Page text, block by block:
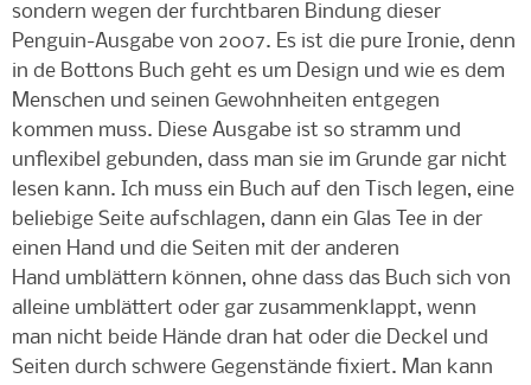
sondern wegen der furchtbaren Bindung dieser
Penguin-Ausgabe von 2007. Es ist die pure Ironie, denn
in de Bottons Buch geht es um Design und wie es dem
Menschen und seinen Gewohnheiten entgegen
kommen muss. Diese Ausgabe ist so stramm und
unflexibel gebunden, dass man sie im Grunde gar nicht
lesen kann. Ich muss ein Buch auf den Tisch legen, eine
beliebige Seite aufschlagen, dann ein Glas Tee in der
einen Hand und die Seiten mit der anderen
Hand umblättern können, ohne dass das Buch sich von
alleine umblättert oder gar zusammenklappt, wenn
man nicht beide Hände dran hat oder die Deckel und
Seiten durch schwere Gegenstände fixiert. Man kann